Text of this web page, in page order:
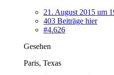
21. August 2015 um
403 Beiträge hier
#4.626
Gesehen
Paris, Texas